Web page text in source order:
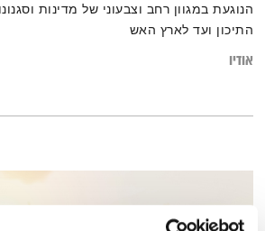
הנוגעת במגוון רחב וצבעוני של מדינות
התיכון ועד לארץ האש
אודיו